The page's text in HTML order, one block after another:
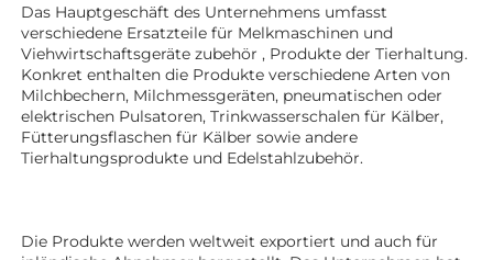
Das Hauptgeschäft des Unternehmens umfasst
verschiedene Ersatzteile für Melkmaschinen und
Viehwirtschaftsgeräte zubehör , Produkte der Tierhaltung.
Konkret enthalten die Produkte verschiedene Arten von
Milchbechern, Milchmessgeräten, pneumatischen oder
elektrischen Pulsatoren, Trinkwasserschalen für Kälber,
Fütterungsflaschen für Kälber sowie andere
Tierhaltungsprodukte und Edelstahlzubehör.
Die Produkte werden weltweit exportiert und auch für